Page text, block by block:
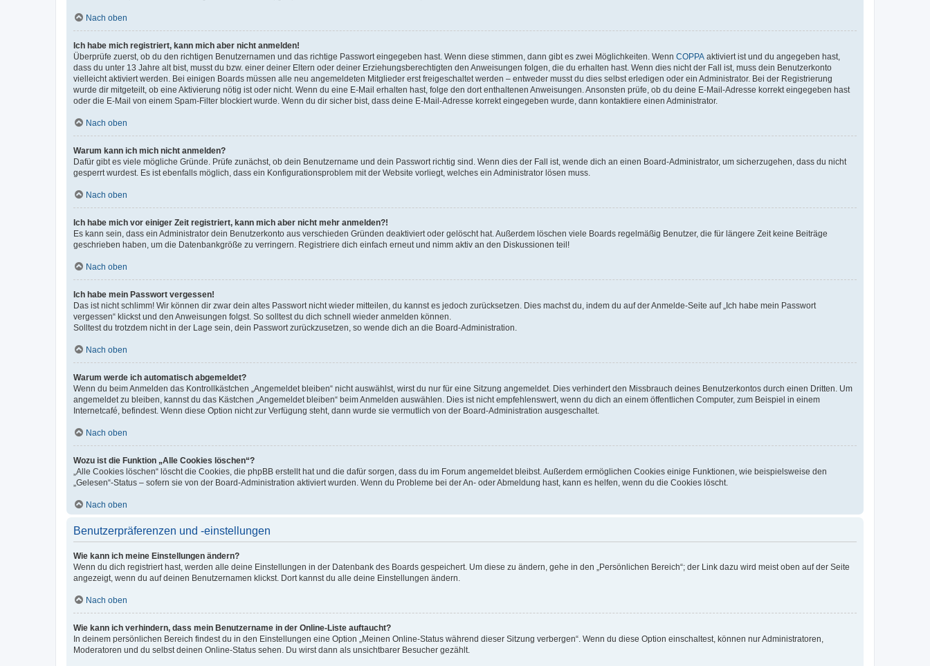
Nach oben
Ich habe mich registriert, kann mich aber nicht anmelden!
Überprüfe zuerst, ob du den richtigen Benutzernamen und das richtige Passwort eingegeben hast. Wenn diese stimmen, dann gibt es zwei Möglichkeiten. Wenn COPPA aktiviert ist und du angegeben hast,
dass du unter 13 Jahre alt bist, musst du bzw. einer deiner Eltern oder deiner Erziehungsberechtigten den Anweisungen folgen, die du erhalten hast. Wenn dies nicht der Fall ist, muss dein Benutzerkonto
vielleicht aktiviert werden. Bei einigen Boards müssen alle neu angemeldeten Mitglieder erst freigeschaltet werden – entweder musst du dies selbst erledigen oder ein Administrator. Bei der Registrierung
wurde dir mitgeteilt, ob eine Aktivierung nötig ist oder nicht. Wenn du eine E-Mail erhalten hast, folge den dort enthaltenen Anweisungen. Ansonsten prüfe, ob du deine E-Mail-Adresse korrekt eingegeben hast
oder die E-Mail von einem Spam-Filter blockiert wurde. Wenn du dir sicher bist, dass deine E-Mail-Adresse korrekt eingegeben wurde, dann kontaktiere einen Administrator.
Nach oben
Warum kann ich mich nicht anmelden?
Dafür gibt es viele mögliche Gründe. Prüfe zunächst, ob dein Benutzername und dein Passwort richtig sind. Wenn dies der Fall ist, wende dich an einen Board-Administrator, um sicherzugehen, dass du nicht
gesperrt wurdest. Es ist ebenfalls möglich, dass ein Konfigurationsproblem mit der Website vorliegt, welches ein Administrator lösen muss.
Nach oben
Ich habe mich vor einiger Zeit registriert, kann mich aber nicht mehr anmelden?!
Es kann sein, dass ein Administrator dein Benutzerkonto aus verschieden Gründen deaktiviert oder gelöscht hat. Außerdem löschen viele Boards regelmäßig Benutzer, die für längere Zeit keine Beiträge
geschrieben haben, um die Datenbankgröße zu verringern. Registriere dich einfach erneut und nimm aktiv an den Diskussionen teil!
Nach oben
Ich habe mein Passwort vergessen!
Das ist nicht schlimm! Wir können dir zwar dein altes Passwort nicht wieder mitteilen, du kannst es jedoch zurücksetzen. Dies machst du, indem du auf der Anmelde-Seite auf „Ich habe mein Passwort
vergessen“ klickst und den Anweisungen folgst. So solltest du dich schnell wieder anmelden können.
Solltest du trotzdem nicht in der Lage sein, dein Passwort zurückzusetzen, so wende dich an die Board-Administration.
Nach oben
Warum werde ich automatisch abgemeldet?
Wenn du beim Anmelden das Kontrollkästchen „Angemeldet bleiben“ nicht auswählst, wirst du nur für eine Sitzung angemeldet. Dies verhindert den Missbrauch deines Benutzerkontos durch einen Dritten. Um
angemeldet zu bleiben, kannst du das Kästchen „Angemeldet bleiben“ beim Anmelden auswählen. Dies ist nicht empfehlenswert, wenn du dich an einem öffentlichen Computer, zum Beispiel in einem
Internetcafé, befindest. Wenn diese Option nicht zur Verfügung steht, dann wurde sie vermutlich von der Board-Administration ausgeschaltet.
Nach oben
Wozu ist die Funktion „Alle Cookies löschen“?
„Alle Cookies löschen“ löscht die Cookies, die phpBB erstellt hat und die dafür sorgen, dass du im Forum angemeldet bleibst. Außerdem ermöglichen Cookies einige Funktionen, wie beispielsweise den
„Gelesen“-Status – sofern sie von der Board-Administration aktiviert wurden. Wenn du Probleme bei der An- oder Abmeldung hast, kann es helfen, wenn du die Cookies löscht.
Nach oben
Benutzerpräferenzen und -einstellungen
Wie kann ich meine Einstellungen ändern?
Wenn du dich registriert hast, werden alle deine Einstellungen in der Datenbank des Boards gespeichert. Um diese zu ändern, gehe in den „Persönlichen Bereich“; der Link dazu wird meist oben auf der Seite
angezeigt, wenn du auf deinen Benutzernamen klickst. Dort kannst du alle deine Einstellungen ändern.
Nach oben
Wie kann ich verhindern, dass mein Benutzername in der Online-Liste auftaucht?
In deinem persönlichen Bereich findest du in den Einstellungen eine Option „Meinen Online-Status während dieser Sitzung verbergen“. Wenn du diese Option einschaltest, können nur Administratoren,
Moderatoren und du selbst deinen Online-Status sehen. Du wirst dann als unsichtbarer Besucher gezählt.